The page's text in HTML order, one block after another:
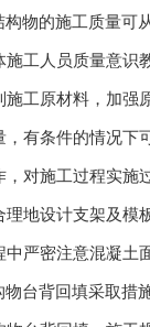
物的施工质量可
工人员质量意识
施工原材料，加强
，有条件的情况下
对施工过程实施
理地设计支架及模
中严密注意混凝土
物台背回填采取措